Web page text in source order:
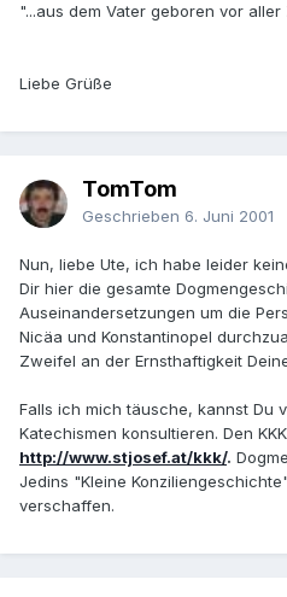
"...aus dem Vater geboren vor aller
Liebe Grüße
TomTom
Geschrieben 6. Juni 2001
Nun, liebe Ute, ich habe leider
Dir hier die gesamte
Auseinandersetzungen um die
Nicäa und Konstantinopel
Zweifel an der Ernsthaftigkeit
Falls ich mich täusche, kannst Du
Katechismen konsultieren. Den
http://www.stjosef.at/kkk/.
Jedins "Kleine
verschaffen.